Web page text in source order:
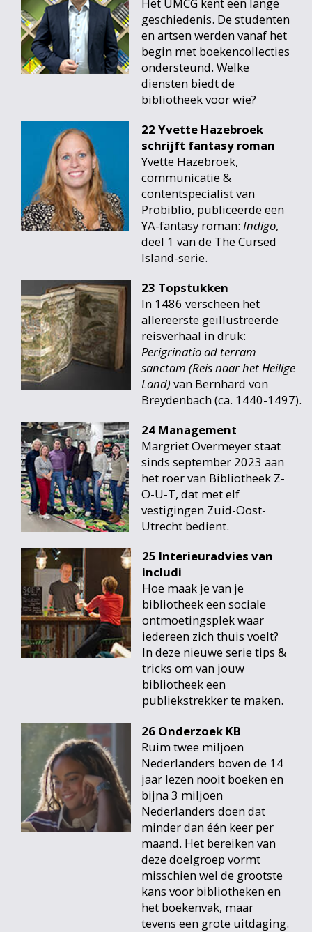
25 Interieuradvies van
includi
Hoe maak je van je
bibliotheek een sociale
ontmoetingsplek waar
iedereen zich thuis voelt?
In deze nieuwe serie tips &
tricks om van jouw
bibliotheek een
publiekstrekker te maken.
26 Onderzoek KB
Ruim twee miljoen
Nederlanders boven de 14
jaar lezen nooit boeken en
bijna 3 miljoen
Nederlanders doen dat
minder dan één keer per
maand. Het bereiken van
deze doelgroep vormt
misschien wel de grootste
kans voor bibliotheken en
het boekenvak, maar
tevens een grote uitdaging.
23 Topstukken
In 1486 verscheen het
allereerste geïllustreerde
reisverhaal in druk:
Perigrinatio ad terram
sanctam (Reis naar het Heilige
Land)van Bernhard von
Breydenbach (ca. 1440-1497).
24 Management
Margriet Overmeyer staat
sinds september 2023 aan
het roer van Bibliotheek Z-
O-U-T, dat met elf
vestigingen Zuid-Oost-
Utrecht bedient.
22 Yvette Hazebroek
schrijft fantasy roman
Yvette Hazebroek,
communicatie &
contentspecialist van
Probiblio, publiceerde een
YA-fantasy roman:Indigo,
deel 1 van de The Cursed
Island-serie.
Het UMCG kent een lange
geschiedenis. De studenten
en artsen werden vanaf het
begin met boekencollecties
ondersteund. Welke
diensten biedt de
bibliotheek voor wie?